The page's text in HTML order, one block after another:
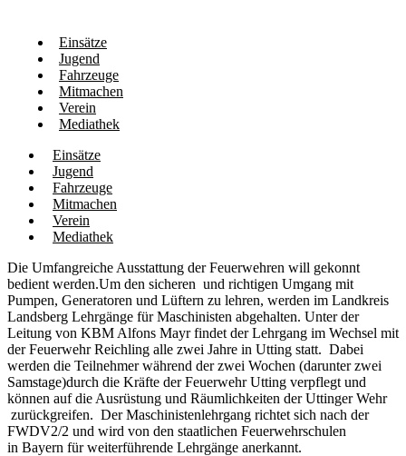
Einsätze
Jugend
Fahrzeuge
Mitmachen
Verein
Mediathek
Einsätze
Jugend
Fahrzeuge
Mitmachen
Verein
Mediathek
Die Umfangreiche Ausstattung der Feuerwehren will gekonnt
bedient werden.Um den sicheren und richtigen Umgang mit
Pumpen, Generatoren und Lüftern zu lehren, werden im Landkreis
Landsberg Lehrgänge für Maschinisten abgehalten. Unter der
Leitung von KBM Alfons Mayr findet der Lehrgang im Wechsel mit
der Feuerwehr Reichling alle zwei Jahre in Utting statt. Dabei
werden die Teilnehmer während der zwei Wochen (darunter zwei
Samstage)durch die Kräfte der Feuerwehr Utting verpflegt und
können auf die Ausrüstung und Räumlichkeiten der Uttinger Wehr
zurückgreifen. Der Maschinistenlehrgang richtet sich nach der
FWDV2/2 und wird von den staatlichen Feuerwehrschulen
in Bayern für weiterführende Lehrgänge anerkannt.